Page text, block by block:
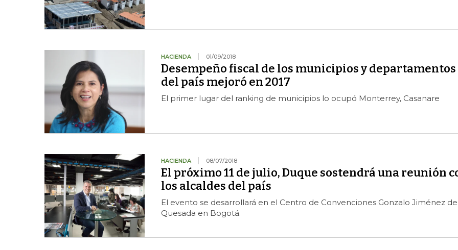
HACIENDA 01/09/2018
Desempeño fiscal de los municipios y departamentos
del país mejoró en 2017
El primer lugar del ranking de municipios lo ocupó Monterrey, Casanare
HACIENDA 08/07/2018
El próximo 11 de julio, Duque sostendrá una reunión
los alcaldes del país
El evento se desarrollará en el Centro de Convenciones Gonzalo Jiménez de
Quesada en Bogotá.